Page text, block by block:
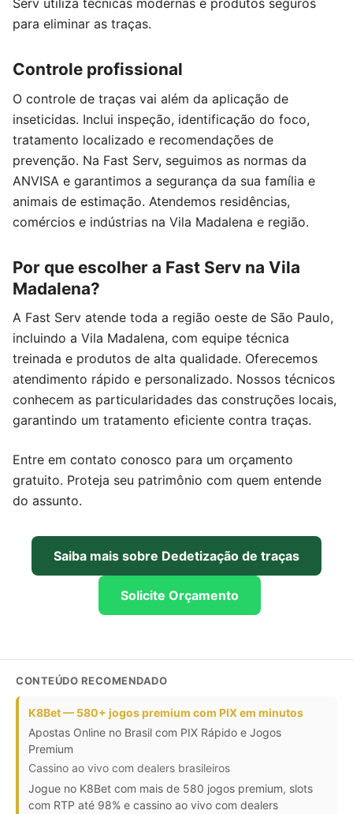
Serv utiliza técnicas modernas e produtos seguros
para eliminar as traças.
Controle profissional
O controle de traças vai além da aplicação de
inseticidas. Inclui inspeção, identificação do foco,
tratamento localizado e recomendações de
prevenção. Na Fast Serv, seguimos as normas da
ANVISA e garantimos a segurança da sua família e
animais de estimação. Atendemos residências,
comércios e indústrias na Vila Madalena e região.
Por que escolher a Fast Serv na Vila
Madalena?
A Fast Serv atende toda a região oeste de São Paulo,
incluindo a Vila Madalena, com equipe técnica
treinada e produtos de alta qualidade. Oferecemos
atendimento rápido e personalizado. Nossos técnicos
conhecem as particularidades das construções locais,
garantindo um tratamento eficiente contra traças.
Entre em contato conosco para um orçamento
gratuito. Proteja seu patrimônio com quem entende
do assunto.
Saiba mais sobre Dedetização de traças
Solicite Orçamento
CONTEÚDO RECOMENDADO
K8Bet — 580+ jogos premium com PIX em minutos
Apostas Online no Brasil com PIX Rápido e Jogos
Premium
Cassino ao vivo com dealers brasileiros
Jogue no K8Bet com mais de 580 jogos premium, slots
com RTP até 98% e cassino ao vivo com dealers